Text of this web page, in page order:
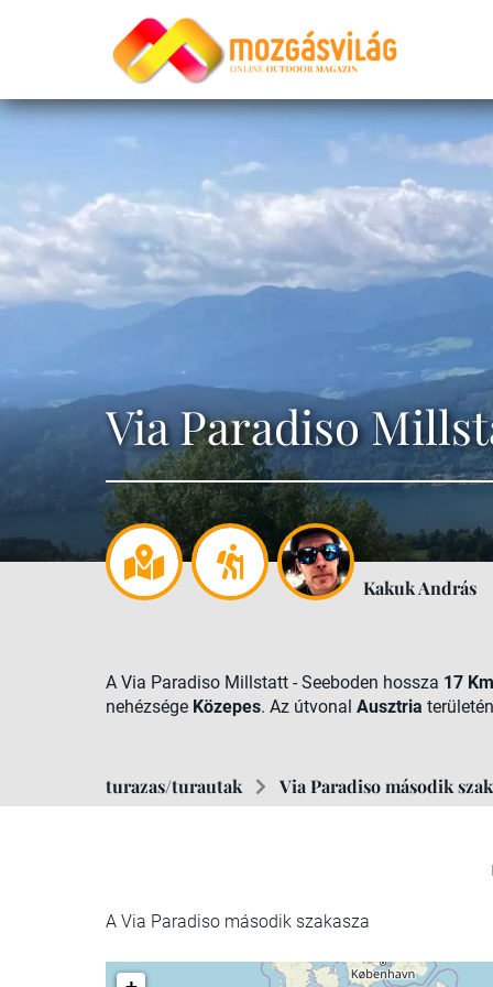
Via Paradiso
Kakuk András
A Via Paradiso Millstatt - Seeboden hossza 17 Km
nehézsége Közepes. Az útvonal Ausztria
turazas/turautak Via Paradiso második
A Via Paradiso második szakasza